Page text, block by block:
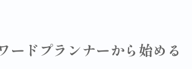
ードプランナーから始める